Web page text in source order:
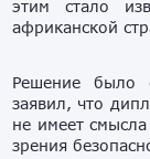
этим стало
африканской
Решение было
заявил, что
не имеет смысла
зрения